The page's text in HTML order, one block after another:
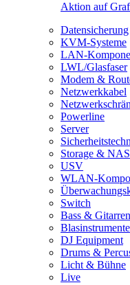
Aktion auf
Datensicherung
KVM-Systeme
LAN-
LWL/Glasfaser
Modem &
Netzwerkkabel
Powerline
Server
Storage & NAS
USV
WLAN-
Switch
Bass & Gitarren
Blasinstrumente
DJ Equipment
Drums &
Licht & Bühne
Live